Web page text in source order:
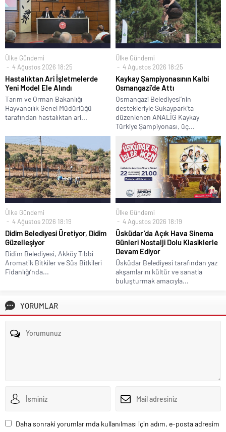
Ülke Gündemi
4 Ağustos 2026 18:25
Hastalıktan Ari İşletmelerde
Yeni Model Ele Alındı
Tarım ve Orman Bakanlığı
Hayvancılık Genel Müdürlüğü
tarafından hastalıktan ari...
Ülke Gündemi
4 Ağustos 2026 18:25
Kaykay Şampiyonasının Kalbi
Osmangazi’de Attı
Osmangazi Belediyesi’nin
destekleriyle Sukaypark’ta
düzenlenen ANALİG Kaykay
Türkiye Şampiyonası, üç...
Ülke Gündemi
4 Ağustos 2026 18:19
Didim Belediyesi Üretiyor, Didim
Güzelleşiyor
Didim Belediyesi, Akköy Tıbbi
Aromatik Bitkiler ve Süs Bitkileri
Fidanlığı’nda...
Ülke Gündemi
4 Ağustos 2026 18:19
Üsküdar’da Açık Hava Sinema
Günleri Nostalji Dolu Klasiklerle
Devam Ediyor
Üsküdar Belediyesi tarafından yaz
akşamlarını kültür ve sanatla
buluşturmak amacıyla...
YORUMLAR
Daha sonraki yorumlarımda kullanılması için adım, e-posta adresim